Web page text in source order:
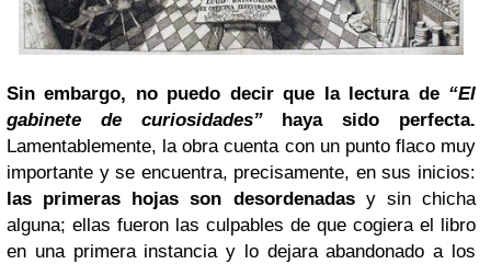
Sin embargo, no puedo decir que la lectura de “El
gabinete de curiosidades”haya sido perfecta.
Lamentablemente, la obra cuenta con un punto flaco muy
importante y se encuentra, precisamente, en sus inicios:
las primeras hojas son desordenadasy sin chicha
alguna; ellas fueron las culpables de que cogiera el libro
en una primera instancia y lo dejara abandonado a los